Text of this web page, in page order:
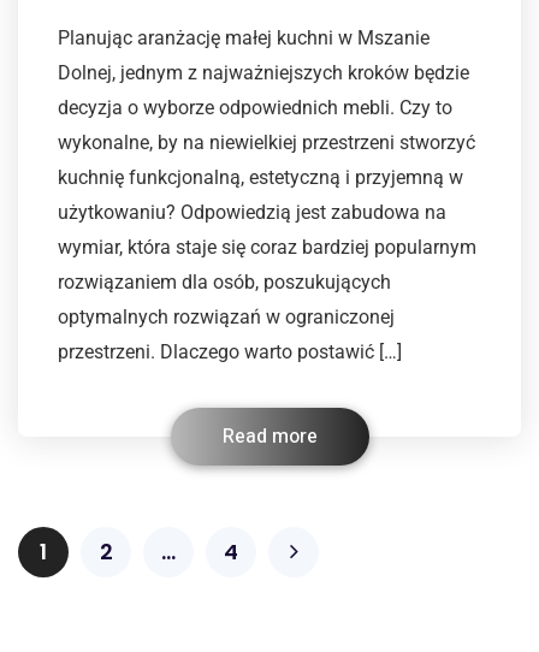
Planując aranżację małej kuchni w Mszanie
Dolnej, jednym z najważniejszych kroków będzie
decyzja o wyborze odpowiednich mebli. Czy to
wykonalne, by na niewielkiej przestrzeni stworzyć
kuchnię funkcjonalną, estetyczną i przyjemną w
użytkowaniu? Odpowiedzią jest zabudowa na
wymiar, która staje się coraz bardziej popularnym
rozwiązaniem dla osób, poszukujących
optymalnych rozwiązań w ograniczonej
przestrzeni. Dlaczego warto postawić […]
Read more
1 2 … 4